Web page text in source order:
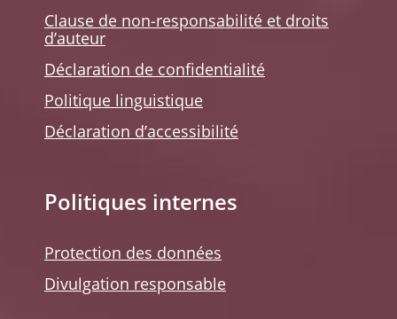
Clause de non-responsabilité et droits
d’auteur
Déclaration de confidentialité
Politique linguistique
Déclaration d’accessibilité
Politiques internes
Protection des données
Divulgation responsable